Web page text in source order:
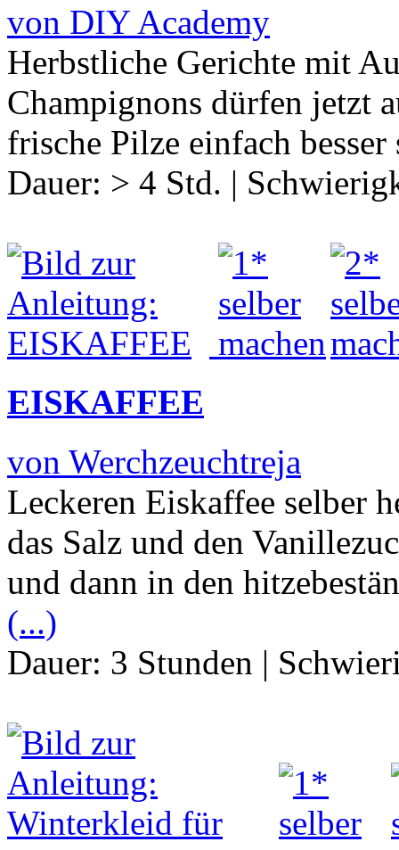
von DIY Academy
Herbstliche Gerichte mit
Champignons dürfen jetzt
frische Pilze einfach
Dauer: > 4 Std. |
EISKAFFEE
von Werchzeuchtreja
Leckeren Eiskaffee selber
das Salz und den
und dann in den
(...)
Dauer: 3 Stunden |